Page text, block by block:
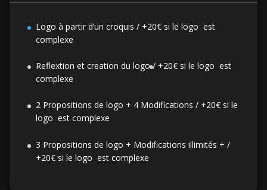
Logo à partir d’un croquis / +20€ si le logo est
complexe
Reflextion et creation du logo / +20€ si le logo est
complexe
2 Propositions de logo + 4 Modifications / +20€ si le
logo est complexe
3 Propositions de logo + Modifications illimités + /
+20€ si le logo est complexe